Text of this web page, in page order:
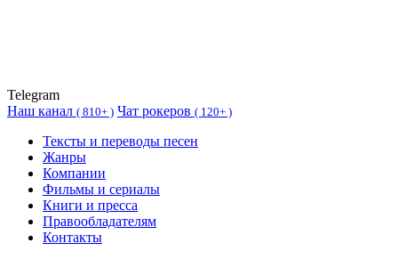
Telegram
Наш канал ( 810+ ) Чат рокеров ( 120+ )
Тексты и переводы песен
Жанры
Компании
Фильмы и сериалы
Книги и пресса
Правообладателям
Контакты